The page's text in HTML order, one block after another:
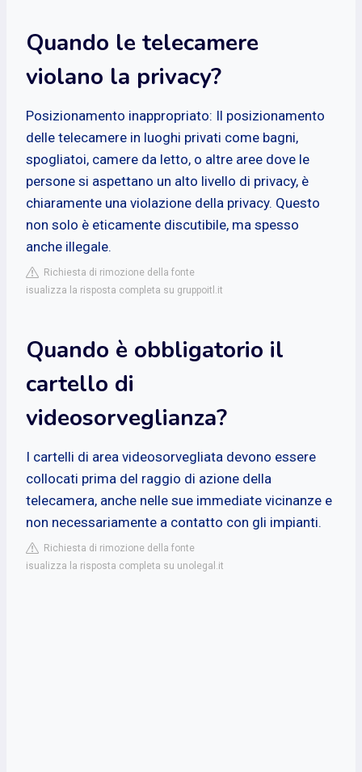
Quando le telecamere
violano la privacy?
Posizionamento inappropriato: Il posizionamento
delle telecamere in luoghi privati come bagni,
spogliatoi, camere da letto, o altre aree dove le
persone si aspettano un alto livello di privacy, è
chiaramente una violazione della privacy. Questo
non solo è eticamente discutibile, ma spesso
anche illegale.
Richiesta di rimozione della fonte
isualizza la risposta completa su gruppoitl.it
Quando è obbligatorio il
cartello di
videosorveglianza?
I cartelli di area videosorvegliata devono essere
collocati prima del raggio di azione della
telecamera, anche nelle sue immediate vicinanze e
non necessariamente a contatto con gli impianti.
Richiesta di rimozione della fonte
isualizza la risposta completa su unolegal.it